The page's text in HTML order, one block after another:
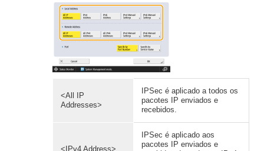
<All IP
Addresses>
IPSec é aplicado a todos os
pacotes IP enviados e
recebidos.
<IPv4 Address>
IPSec é aplicado aos
pacotes IP enviados e